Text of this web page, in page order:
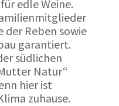
edle Weine.
Reben sowie
garantiert.
südlichen
Natur“
hier ist
zuhause.